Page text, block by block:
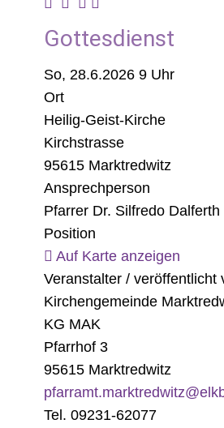
Gottesdienst
So, 28.6.2026 9 Uhr
Ort
Heilig-Geist-Kirche
Kirchstrasse
95615 Marktredwitz
Ansprechperson
Pfarrer Dr. Silfredo Dalferth
Position
Auf Karte anzeigen
Veranstalter / veröffentlicht
Kirchengemeinde
KG MAK
Pfarrhof 3
95615 Marktredwitz
Tel. 09231-62077